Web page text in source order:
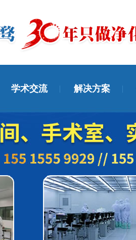
学术交流 解决方案